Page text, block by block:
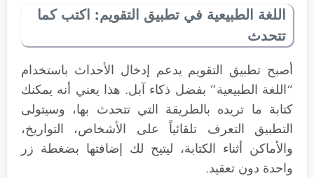
اللغة الطبيعية في تطبيق التقويم: اكتب كما
تتحدث
أصبح تطبيق التقويم يدعم إدخال الأحداث باستخدام
“اللغة الطبيعية” بفضل ذكاء آبل. هذا يعني أنه يمكنك
كتابة ما تريده بالطريقة التي تتحدث بها، وسيتولى
التطبيق التعرف تلقائياً على الأشخاص، التواريخ،
والأماكن أثناء الكتابة، ليتيح لك إضافتها بضغطة زر
واحدة دون تعقيد.